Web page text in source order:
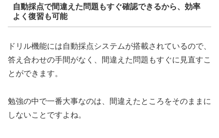
自動採点で間違えた問題もすぐ確認できるから、効率
よく復習も可能
ドリル機能には自動採点システムが搭載されているので、
答え合わせの手間がなく、間違えた問題もすぐに見直すこ
とができます。
勉強の中で一番大事なのは、間違えたところをそのままに
しないことですよね。